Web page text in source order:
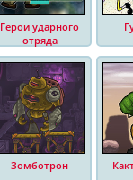
Герои ударного
отряда
Зомботрон